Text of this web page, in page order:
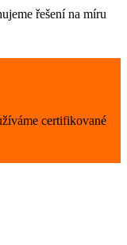
řešení na míru
certifikované